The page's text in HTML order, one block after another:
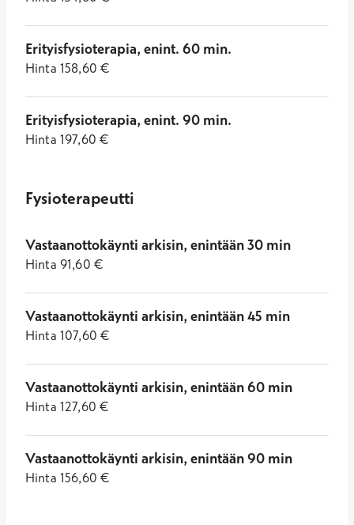
Erityisfysioterapia, enint. 60 min.
Hinta 158,60 €
Erityisfysioterapia, enint. 90 min.
Hinta 197,60 €
Fysioterapeutti
Vastaanottokäynti arkisin, enintään 30 min
Hinta 91,60 €
Vastaanottokäynti arkisin, enintään 45 min
Hinta 107,60 €
Vastaanottokäynti arkisin, enintään 60 min
Hinta 127,60 €
Vastaanottokäynti arkisin, enintään 90 min
Hinta 156,60 €